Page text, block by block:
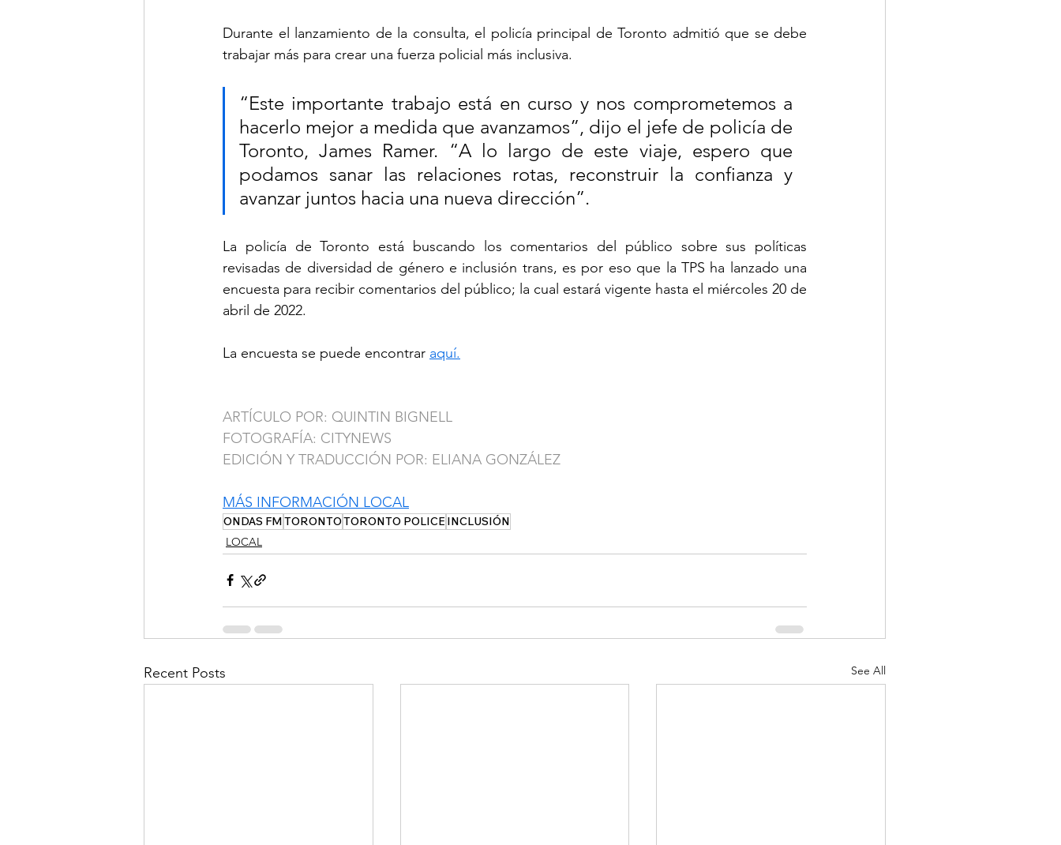
Durante el lanzamiento de la consulta, el policía principal de Toronto admitió que se debe
trabajar más para crear una fuerza policial más inclusiva.
“Este importante trabajo está en curso y nos comprometemos a
hacerlo mejor a medida que avanzamos”, dijo el jefe de policía de
Toronto, James Ramer. “A lo largo de este viaje, espero que
podamos sanar las relaciones rotas, reconstruir la confianza y
avanzar juntos hacia una nueva dirección”.
La policía de Toronto está buscando los comentarios del público sobre sus políticas
revisadas de diversidad de género e inclusión trans, es por eso que la TPS ha lanzado una
encuesta para recibir comentarios del público; la cual estará vigente hasta el miércoles 20 de
abril de 2022.
La encuesta se puede encontrar aquí.
ARTÍCULO POR: QUINTIN BIGNELL
FOTOGRAFÍA: CITYNEWS
EDICIÓN Y TRADUCCIÓN POR: ELIANA GONZÁLEZ
MÁS INFORMACIÓN LOCAL
ONDAS FMTORONTOTORONTO POLICE INCLUSIÓN
LOCAL
Recent Posts See All